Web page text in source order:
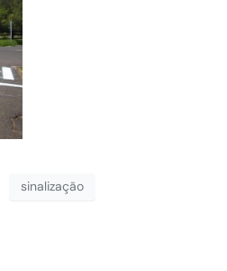
sinalização